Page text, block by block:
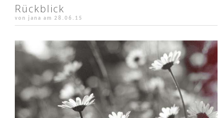
Rückblick
von jana am 28.06.15